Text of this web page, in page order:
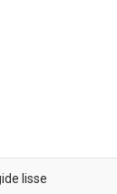
lisse